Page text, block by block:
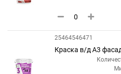
25464546471
Краска в/д А3